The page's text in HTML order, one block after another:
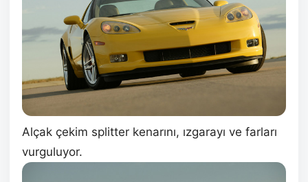
Alçak çekim splitter kenarını, ızgarayı ve farları
vurguluyor.